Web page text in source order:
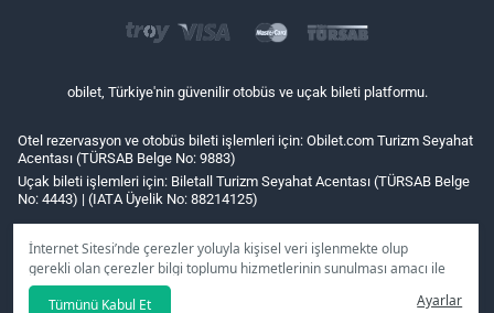
İnternet Sitesi’nde çerezler yoluyla kişisel veri işlenmekte olup
gerekli olan çerezler bilgi toplumu hizmetlerinin sunulması amacı ile
kullanılmaktadır. Tercihleriniz doğrultusunda size özel
kişiselleştirilmiş çerezleri ve özel kampanyaları
seçeneğine
Tümünü Kabul Et Ayarlar
obilet, Türkiye'nin güvenilir otobüs ve uçak bileti platformu.
Otel rezervasyon ve otobüs bileti işlemleri için: Obilet.com Turizm Seyahat
Acentası (TÜRSAB Belge No: 9883)
Uçak bileti işlemleri için: Biletall Turizm Seyahat Acentası (TÜRSAB Belge
No: 4443) | (IATA Üyelik No: 88214125)